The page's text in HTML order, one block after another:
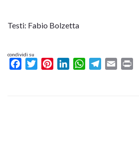
Testi: Fabio Bolzetta
condividi su
FacebookTwitterPinterestLinkedInWhatsAppTelegram
Email